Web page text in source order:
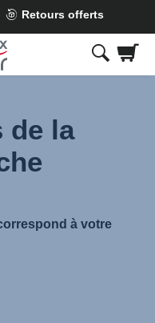
Retours offerts
de la
à votre